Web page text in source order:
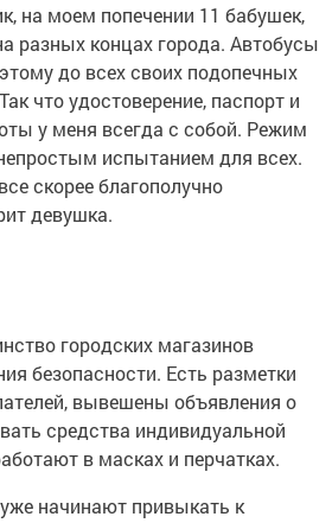
на моем попечении 11 бабушек,
разных концах города. Автобусы
до всех своих подопечных
что удостоверение, паспорт и
у меня всегда с собой. Режим
испытанием для всех.
скорее благополучно
девушка.
городских магазинов
безопасности. Есть разметки
вывешены объявления о
средства индивидуальной
в масках и перчатках.
начинают привыкать к